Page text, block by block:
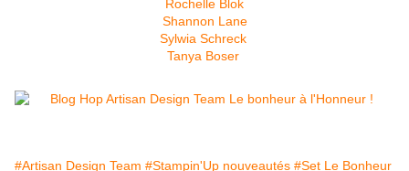
Rochelle Blok
Shannon Lane
Sylwia Schreck
Tanya Boser
#Artisan Design Team #Stampin'Up nouveautés #Set Le Bonheur